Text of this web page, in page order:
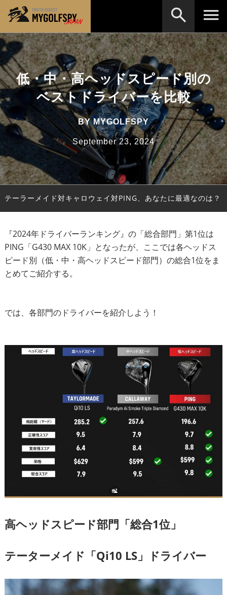
低・中・高ヘッドスピード別の
ベストドライバーを比較
BYMYGOLFSPY
September 23, 2024
テーラーメイド対キャロウェイ対PING、あなたに最適なのは？
『2024年ドライバーランキング』の「総合部門」第1位は
PING「G430 MAX 10K」となったが、ここでは各ヘッドス
ピード別（低・中・高ヘッドスピード部門）の総合1位をま
とめてご紹介する。
では、各部門のドライバーを紹介しよう！
高ヘッドスピード部門「総合1位」
テーターメイド「Qi10 LS」ドライバー
MOST WANTED テストランキング
NEW RELEASES 新製品情報
HOW TO ゴルフ上達・実践テクニック
LAB テスト・データ検証
Golf News ゴルフニュース
REVIEWS 製品レビュー
DRIVERS ドライバー
FAIRWAY WOODS フェアウェイウッド
IRONS アイアン
WEDGES ウェッジ
OTHER その他
Our Team 私たちのチーム
私たちの使命
MyGolfSpyJapanとは？
※メーカー名やクラブ名など、検索したい事柄を入
力してください。
検索